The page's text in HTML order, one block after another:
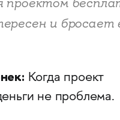
и бросает
Когда проект
не проблема.